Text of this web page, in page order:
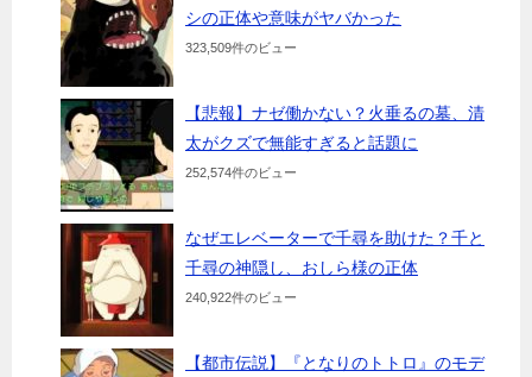
シの正体や意味がヤバかった
323,509件のビュー
【悲報】ナゼ働かない？火垂るの墓、清
太がクズで無能すぎると話題に
252,574件のビュー
なぜエレベーターで千尋を助けた？千と
千尋の神隠し、おしら様の正体
240,922件のビュー
【都市伝説】『となりのトトロ』のモデ